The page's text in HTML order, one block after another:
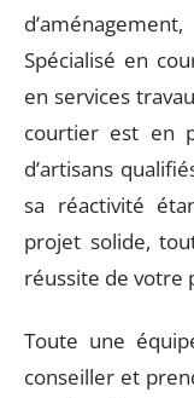
Spécialisé en
en services
courtier est en
d’artisans
sa réactivité
projet solide,
réussite de votre
Toute une
conseiller et